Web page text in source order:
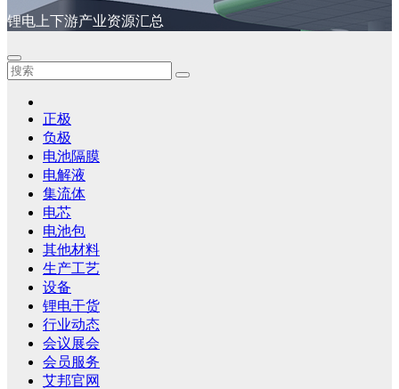
锂电上下游产业资源汇总
正极
负极
电池隔膜
电解液
集流体
电芯
电池包
其他材料
生产工艺
设备
锂电干货
行业动态
会议展会
会员服务
艾邦官网